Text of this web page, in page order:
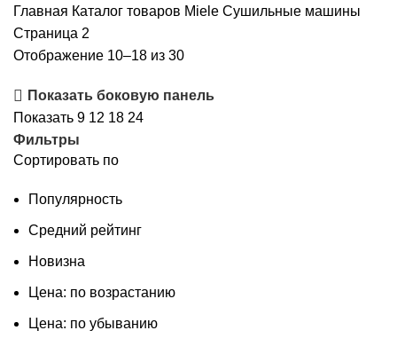
Главная Каталог товаров Miele Сушильные машины
Страница 2
Отображение 10–18 из 30Цены:
возрастанию
Показать боковую панель
Показать 9 12 18 24
Фильтры
Сортировать по
Популярность
Средний рейтинг
Новизна
Цена: по возрастанию
Цена: по убыванию